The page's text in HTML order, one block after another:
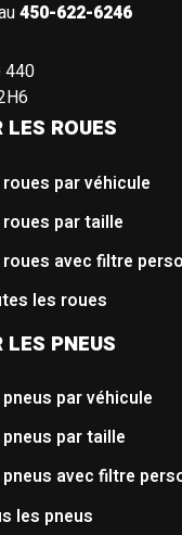
450-622-6246
440
ROUES
par véhicule
par taille
avec filtre
les roues
PNEUS
par véhicule
par taille
avec filtre
les pneus